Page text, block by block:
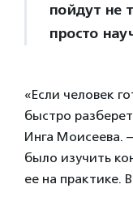
пойдут не
просто
«Если человек
быстро
Инга Моисеева.
было изучить
ее на практике.